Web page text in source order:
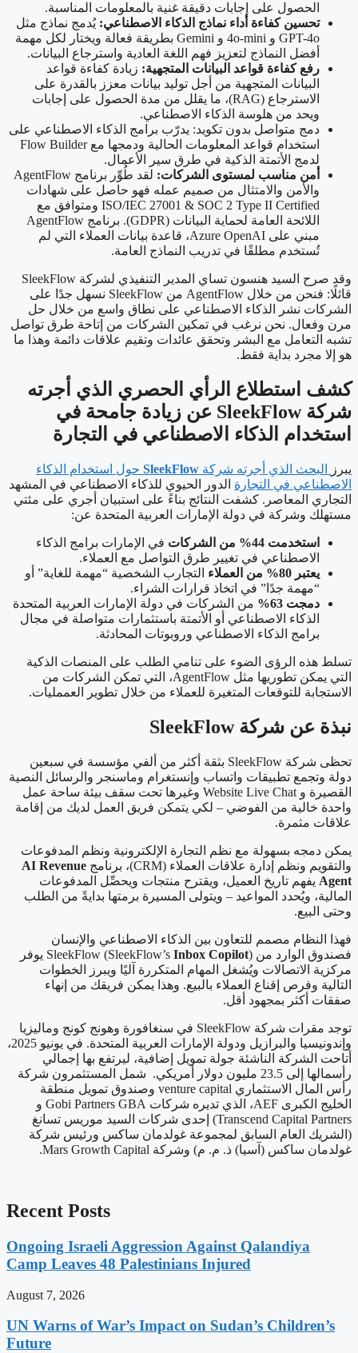
الحصول على إجابات دقيقة غنية بالمعلومات المناسبة.
تحسين كفاءة أداء نماذج الذكاء الاصطناعي: يُدمج نماذج مثل
GPT-4o و 4o-mini و Gemini بطريقة فعالة ويختار لكل مهمة
أفضل النماذج لتعزيز فهم اللغة العادية واسترجاع البيانات.
رفع كفاءة قواعد البيانات المتجهية: زيادة كفاءة قواعد
البيانات المتجهية من أجل توليد بيانات معزز بالقدرة على
الاسترجاع (RAG)، ما يقلل من مدة الحصول على إجابات
ويحد من هلوسة الذكاء الاصطناعي.
دمج متواصل بدون تكويد: يدرّب برامج الذكاء الاصطناعي على
استخدام قواعد المعلومات الحالية ودمجها مع Flow Builder
لدمج الأتمتة الذكية في طرق سير الأعمال.
أمن مناسب لمستوى الشركات:
لقد طُوِّر برنامج AgentFlow
والأمن والامتثال من صميم عمله فهو حاصل على شهادات
ISO/IEC 27001 & SOC 2 Type II Certified ومتوافق مع
اللائحة العامة لحماية البيانات (GDPR). برنامج AgentFlow
مبني على Azure OpenAI، قاعدة بيانات العملاء التي لم
تُستخدم مطلقًا في تدريب النماذج العامة.
وقد صرح السيد هنسون تساي المدير التنفيذي لشركة SleekFlow
قائلًا: فنحن من خلال AgentFlow من SleekFlow نسهل جدًا على
الشركات نشر الذكاء الاصطناعي على نطاق واسع من خلال حل
مرن وفعال. نحن نرغب في تمكين الشركات من إتاحة طرق تواصل
تشبه التعامل مع البشر وتحقق عائدات وتقيم علاقات دائمة وهذا ما
هو إلا مجرد بداية فقط.
كشف استطلاع الرأي الحصري الذي أجرته
شركةSleekFlow عن زيادة جامحة في
استخدام الذكاء الاصطناعي في التجارة
يبرز البحث الذي أجرته شركة SleekFlow حول استخدام الذكاء
الاصطناعي في التجارة الدور الحيوي للذكاء الاصطناعي في المشهد
التجاري المعاصر. كشفت النتائج بناءً على استبيان أجري على مئتي
مستهلك وشركة في دولة الإمارات العربية المتحدة عن:
استخدمت 44% من الشركات
في الإمارات برامج الذكاء
الاصطناعي في تغيير طرق التواصل مع العملاء.
يعتبر 80% من العملاء
التجارب الشخصية “مهمة للغاية” أو
“مهمة جدًا” في اتخاذ قرارات الشراء.
دمجت 63%
من الشركات في دولة الإمارات العربية المتحدة
الذكاء الاصطناعي أو الأتمتة باستثمارات متواصلة في مجال
برامج الذكاء الاصطناعي وروبوتات المحادثة.
تسلط هذه الرؤى الضوء على تنامي الطلب على المنصات الذكية
التي يمكن تطوريها مثل AgentFlow، التي تمكن الشركات من
الاستجابة للتوقعات المتغيرة للعملاء من خلال تطوير العممليات.
نبذة عن شركةSleekFlow
تحظى شركة SleekFlow بثقة أكثر من ألفي مؤسسة في سبعين
دولة وتجمع تطبيقات واتساب وإنستغرام وماسنجر والرسائل النصية
القصيرة و Website Live Chat وغيرها تحت سقف بيئة ساحة عمل
واحدة خالية من الفوضي – لكي يتمكن فريق العمل لديك من إقامة
علاقات مثمرة.
يمكن دمجه بسهولة مع نظم التجارة الإلكترونية ونظم المدفوعات
والتقويم ونظم إدارة علاقات العملاء (CRM)، برنامج
AI Revenue
Agent يفهم تاريخ العميل، ويقترح منتجات ويحصِّل المدفوعات
المالية، ويُحدد المواعيد – ويتولى المسيرة برمتها بدايةً من الطلب
وحتى البيع.
فهذا النظام مصمم للتعاون بين الذكاء الاصطناعي والإنسان
فصندوق الوارد من SleekFlow (SleekFlow’s Inbox Copilot
) يوفر
مركزية الاتصالات ويُشغل المهام المتكررة آليًا ويبرز الخطوات
التالية وفرص إقناع العملاء بالبيع. وهذا يمكن فريقك من إنهاء
صفقات أكثر بمجهود أقل.
توجد مقرات شركة SleekFlow في سنغافورة وهونج كونج وماليزيا
وإندونيسيا والبرازيل ودولة الإمارات العربية المتحدة. في يونيو 2025،
أتاحت الشركة الناشئة جولة تمويل إضافية، ليرتفع بها إجمالي
رأسمالها إلى 23.5 مليون دولار أمريكي. شمل المستثمرون شركة
رأس المال الاستثماري venture capital وصندوق تمويل منطقة
الخليج الكبرى AEF، الذي تديره شركات Gobi Partners GBA و
Transcend Capital Partners) إحدى شركات السيد موريس تسانغ
(الشريك العام السابق لمجموعة غولدمان ساكس ورئيس شركة
غولدمان ساكس (آسيا) ذ. م. م) وشركة Mars Growth Capital.
Recent Posts
Ongoing Israeli Aggression Against Qalandiya
Camp Leaves 48 Palestinians Injured
August 7, 2026
UN Warns of War’s Impact on Sudan’s Children’s
Future